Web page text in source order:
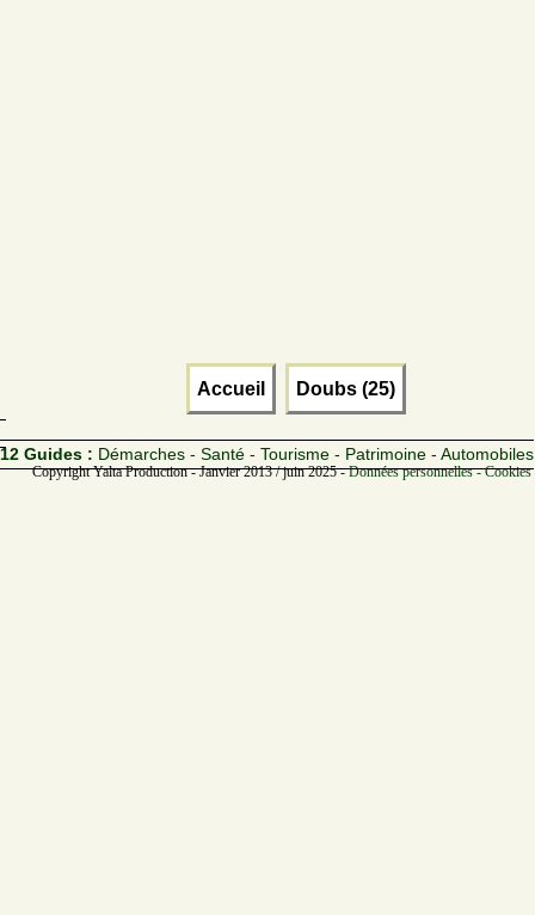
Accueil Doubs (25)
12 Guides : Démarches - Santé - Tourisme - Patrimoine - Automobiles
Copyright Yalta Production - Janvier 2013 / juin 2025 -Données personnelles -